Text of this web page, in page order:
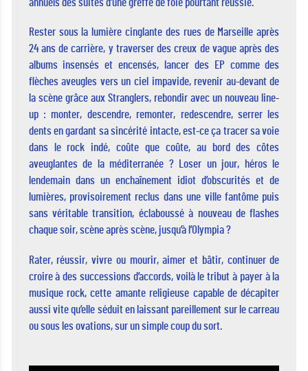
annuels des suites d’une greffe de foie pourtant réussie.
Rester sous la lumière cinglante des rues de Marseille après
24 ans de carrière, y traverser des creux de vague après des
albums insensés et encensés, lancer des EP comme des
flèches aveugles vers un ciel impavide, revenir au-devant de
la scène grâce aux Stranglers, rebondir avec un nouveau line-
up : monter, descendre, remonter, redescendre, serrer les
dents en gardant sa sincérité intacte, est-ce ça tracer sa voie
dans le rock indé, coûte que coûte, au bord des côtes
aveuglantes de la méditerranée ? Loser un jour, héros le
lendemain dans un enchaînement idiot d’obscurités et de
lumières, provisoirement reclus dans une ville fantôme puis
sans véritable transition, éclaboussé à nouveau de flashes
chaque soir, scène après scène, jusqu’à l’Olympia ?
Rater, réussir, vivre ou mourir, aimer et bâtir, continuer de
croire à des successions d’accords, voilà le tribut à payer à la
musique rock, cette amante religieuse capable de décapiter
aussi vite qu’elle séduit en laissant pareillement sur le carreau
ou sous les ovations, sur un simple coup du sort.